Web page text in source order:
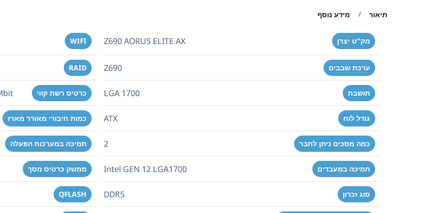
תיאור מידע נוסף
מק"ט יצרן Z690 AORUS ELITE AX
ערכת שבבים Z690
תושבת LGA 1700
גודל לוח ATX
כמה מסכים ניתן לחבר 2
תמיכה במעבדים Intel GEN 12 LGA1700
סוג זכרון DDR5
WIFI
RAID
כרטיס רשת קווי
כמות חיבורי מאורר מארז
תמיכה במערכות הפעלה
ממשק כרטיס מסך
QFLASH